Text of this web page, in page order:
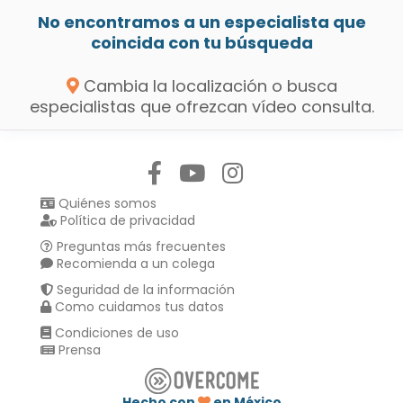
No encontramos a un especialista que
coincida con tu búsqueda
Cambia la localización o busca
especialistas que ofrezcan vídeo consulta.
Quiénes somos
Política de privacidad
Preguntas más frecuentes
Recomienda a un colega
Seguridad de la información
Como cuidamos tus datos
Condiciones de uso
Prensa